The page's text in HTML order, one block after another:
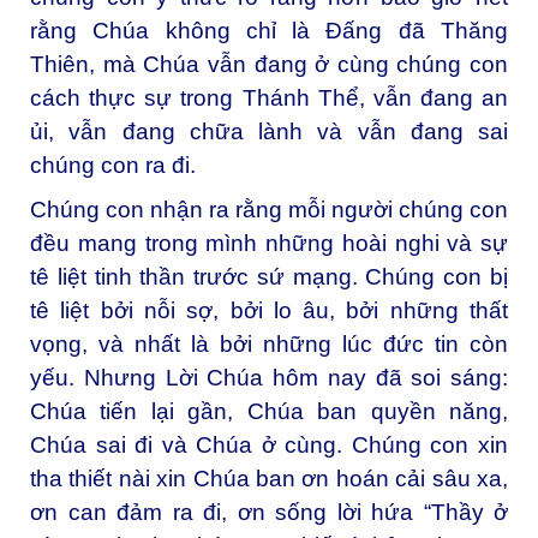
rằng Chúa không chỉ là Đấng đã Thăng
Thiên, mà Chúa vẫn đang ở cùng chúng con
cách thực sự trong Thánh Thể, vẫn đang an
ủi, vẫn đang chữa lành và vẫn đang sai
chúng con ra đi.
Chúng con nhận ra rằng mỗi người chúng con
đều mang trong mình những hoài nghi và sự
tê liệt tinh thần trước sứ mạng. Chúng con bị
tê liệt bởi nỗi sợ, bởi lo âu, bởi những thất
vọng, và nhất là bởi những lúc đức tin còn
yếu. Nhưng Lời Chúa hôm nay đã soi sáng:
Chúa tiến lại gần, Chúa ban quyền năng,
Chúa sai đi và Chúa ở cùng. Chúng con xin
tha thiết nài xin Chúa ban ơn hoán cải sâu xa,
ơn can đảm ra đi, ơn sống lời hứa “Thầy ở